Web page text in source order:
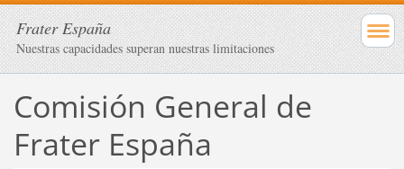
Frater España
Nuestras capacidades superan nuestras limitaciones
Comisión General de
Frater España